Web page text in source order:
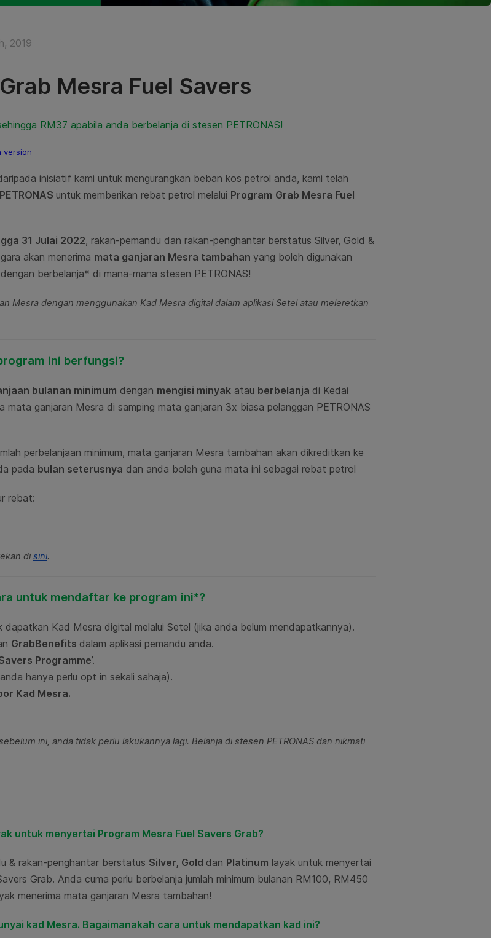
2019
Mesra Fuel Savers
RM37 apabila anda berbelanja di stesen PETRONAS!
version
inisiatif kami untuk mengurangkan beban kos petrol anda, kami telah
PETRONAS untuk memberikan rebat petrol melalui Program Grab Mesra Fuel
31 Julai 2022, rakan-pemandu dan rakan-penghantar berstatus Silver, Gold &
akan menerima mata ganjaran Mesra tambahan yang boleh digunakan
berbelanja* di mana-mana stesen PETRONAS!
Mesra dengan menggunakan Kad Mesra digital dalam aplikasi Setel atau meleretkan
ini berfungsi?
bulanan minimum dengan mengisi minyak atau berbelanja di Kedai
mata ganjaran Mesra di samping mata ganjaran 3x biasa pelanggan PETRONAS
perbelanjaan minimum, mata ganjaran Mesra tambahan akan dikreditkan ke
pada bulan seterusnya dan anda boleh guna mata ini sebagai rebat petrol
rebat:
disini.
untuk mendaftar ke program ini*?
dapatkan Kad Mesra digital melalui Setel (jika anda belum mendapatkannya).
GrabBenefits dalam aplikasi pemandu anda.
Programme’.
hanya perlu opt in sekali sahaja).
Kad Mesra.
ini, anda tidak perlu lakukannya lagi. Belanja di stesen PETRONAS dan nikmati
untuk menyertai Program Mesra Fuel Savers Grab?
& rakan-penghantar berstatus Silver, Gold dan Platinum layak untuk menyertai
Grab. Anda cuma perlu berbelanja jumlah minimum bulanan RM100, RM450
menerima mata ganjaran Mesra tambahan!
kad Mesra. Bagaimanakah cara untuk mendapatkan kad ini?